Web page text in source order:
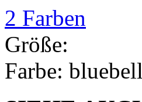
2 Farben
Größe:
Farbe: bluebell